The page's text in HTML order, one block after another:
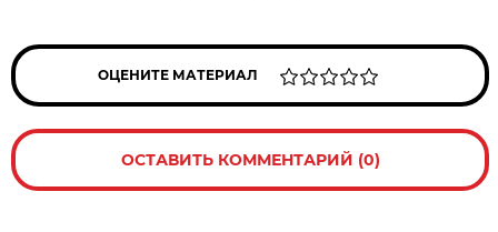
ОЦЕНИТЕ МАТЕРИАЛ
ОСТАВИТЬ КОММЕНТАРИЙ (0)